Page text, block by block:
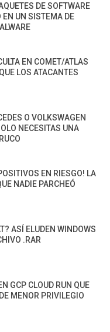
DE SOFTWARE
EN UN SISTEMA DE
EN COMET/ATLAS
LOS ATACANTES
O VOLKSWAGEN
NECESITAS UNA
EN RIESGO! LA
NADIE PARCHEÓ
ASÍ ELUDEN WINDOWS
.RAR
GCP CLOUD RUN QUE
MENOR PRIVILEGIO